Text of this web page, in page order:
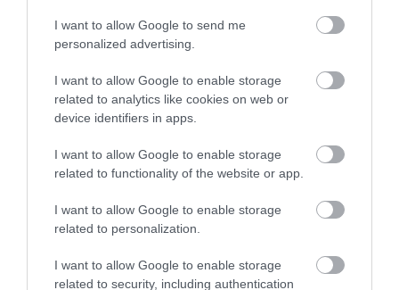
I want to allow Google to send me
personalized advertising.
I want to allow Google to enable storage
related to analytics like cookies on web or
device identifiers in apps.
I want to allow Google to enable storage
related to functionality of the website or app.
I want to allow Google to enable storage
related to personalization.
I want to allow Google to enable storage
related to security, including authentication
Kalimnosz
Szifnosz
Kárpáthosz
Náxosz
Az MTC GROUP felmérései szerint Mykonos és
világszerte, és Kréta ismét vezető szerepet tölt be a